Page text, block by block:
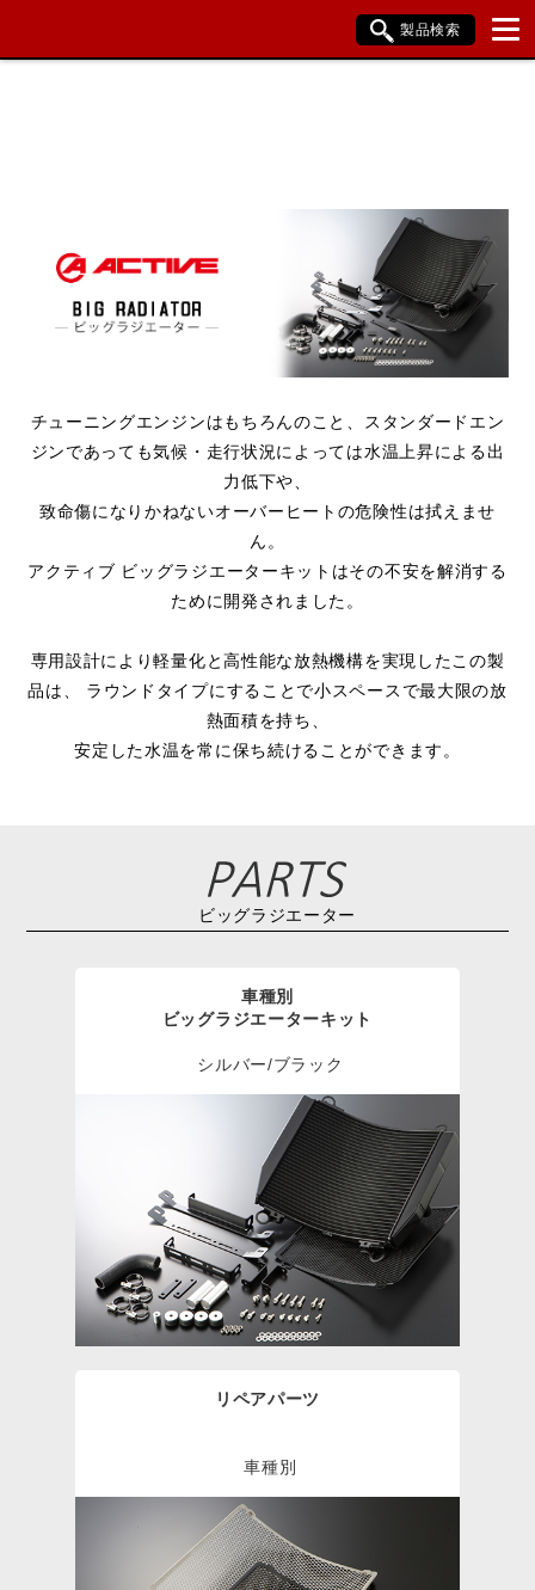
製品検索
SUZUKI
KAWASAKI BMW
HARLEY DAVIDSON KTM TRIUMPH
閉じる
チューニングエンジンはもちろんのこと、スタンダードエン
ジンであっても気候・走行状況によっては水温上昇による出
力低下や、
致命傷になりかねないオーバーヒートの危険性は拭えませ
ん。
アクティブ ビッグラジエーターキットはその不安を解消する
ために開発されました。
専用設計により軽量化と高性能な放熱機構を実現したこの製
品は、 ラウンドタイプにすることで小スペースで最大限の放
熱面積を持ち、
安定した水温を常に保ち続けることができます。
ビッグラジエーター
車種別
ビッグラジエーターキット
シルバー/ブラック
リペアパーツ
車種別